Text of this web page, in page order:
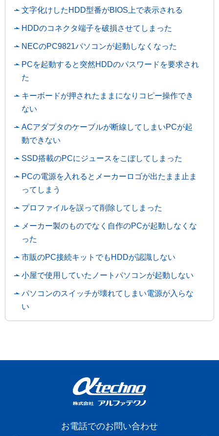
文字化けしたHDD型番がBIOS上で表示される
HDDのコネクタ端子を破損させてしまった
NECのPC9821パソコンが起動しなくなった
PCを起動すると突然HDDのパスワードを要求され
た
キーボードが押されたままになりコピー操作でき
ない
ACアダプタのケーブルが断線してしまいPCが起
動できない
SSD搭載のPCにジュースをこぼしてしまった
PCの電源を入れるとメーカーロゴが出たまま止ま
ってしまう
プロファイルを誤って削除してしまった
メーカー製のものでなく自作のPCが起動しなくな
った
市販のPC接続キットでもHDDが認識しない
小屋で使用していたノートパソコンが起動しない
パソコンのスイッチが壊れてしまい電源が入らな
い
お電話でのお問い合わせ